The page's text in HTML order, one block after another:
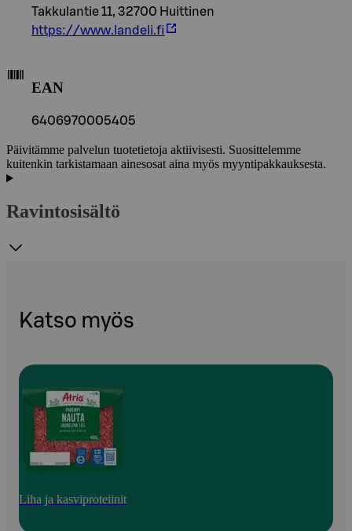
Takkulantie 11, 32700 Huittinen
https://www.landeli.fi
EAN
6406970005405
Päivitämme palvelun tuotetietoja aktiivisesti. Suosittelemme
kuitenkin tarkistamaan ainesosat aina myös myyntipakkauksesta.
Ravintosisältö
Katso myös
Liha ja kasviproteiinit